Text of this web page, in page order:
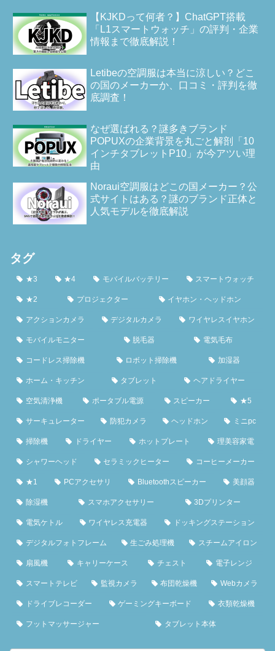
【KJKDって何者？】ChatGPT搭載
「L1スマートウォッチ」の評判・企業
情報まで徹底解説！
Letibeの空調服は本当に涼しい？どこ
の国のメーカーか、口コミ・評判を徹
底調査！
なぜ選ばれる？謎多きブランド
POPUXの企業背景を丸ごと解剖「10
インチタブレットP10」が今アツい理
由
Noraui空調服はどこの国メーカー？公
式サイトはある？謎のブランド正体と
人気モデルを徹底解説
タグ
★3 ★4 モバイルバッテリー スマートウォッチ
★2 プロジェクター イヤホン・ヘッドホン
アクションカメラ デジタルカメラ ワイヤレスイヤホン
モバイルモニター 脱毛器 電気毛布
コードレス掃除機 ロボット掃除機 加湿器
ホーム・キッチン タブレット ヘアドライヤー
空気清浄機 ポータブル電源 スピーカー ★5
サーキュレーター 防犯カメラ ヘッドホン ミニpc
掃除機 ドライヤー ホットプレート 理美容家電
シャワーヘッド セラミックヒーター コーヒーメーカー
★1 PCアクセサリ Bluetoothスピーカー 美顔器
除湿機 スマホアクセサリー 3Dプリンター
電気ケトル ワイヤレス充電器 ドッキングステーション
デジタルフォトフレーム 生ごみ処理機 スチームアイロン
扇風機 キャリーケース チェスト 電子レンジ
スマートテレビ 監視カメラ 布団乾燥機 Webカメラ
ドライブレコーダー ゲーミングキーボード 衣類乾燥機
フットマッサージャー タブレット本体